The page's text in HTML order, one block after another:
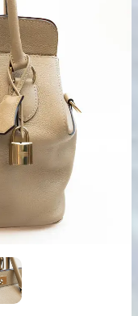
宅配買取の
お申込み